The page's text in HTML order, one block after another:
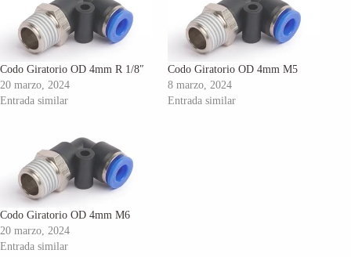
Codo Giratorio OD 4mm R 1/8″
20 marzo, 2024
Entrada similar
Codo Giratorio OD 4mm M5
8 marzo, 2024
Entrada similar
Codo Giratorio OD 4mm M6
20 marzo, 2024
Entrada similar